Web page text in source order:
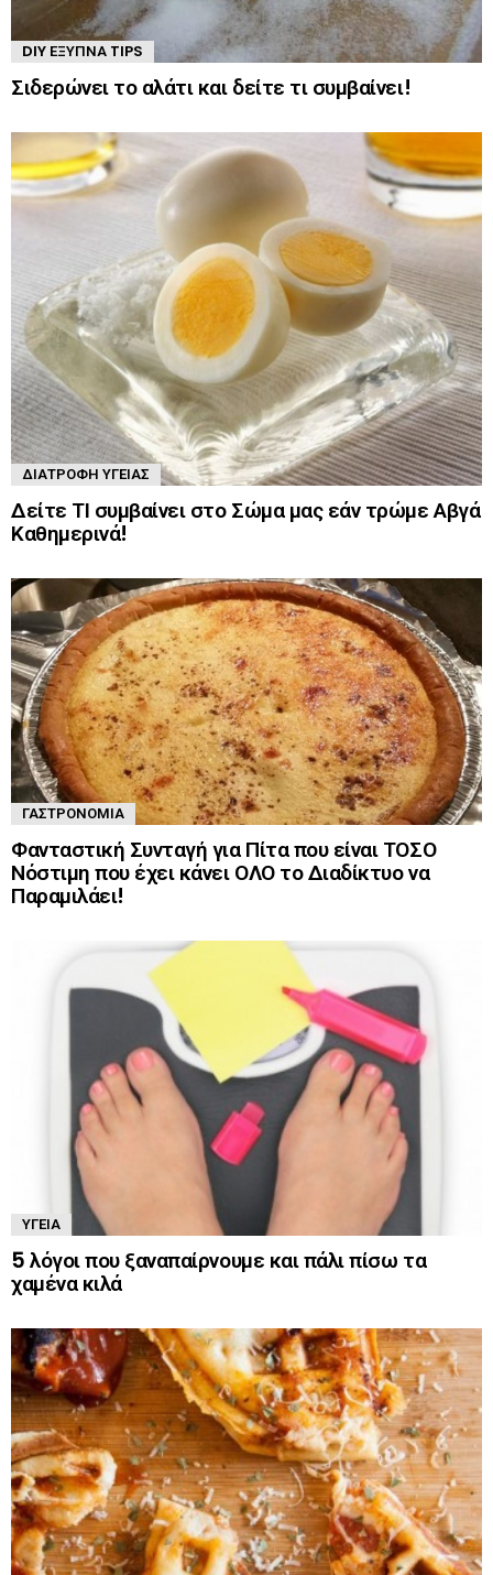
DIY ΈΞΥΠΝΑ TIPS
Σιδερώνει το αλάτι και δείτε τι συμβαίνει!
ΔΙΑΤΡΟΦΉ ΥΓΕΊΑΣ
Δείτε ΤΙ συμβαίνει στο Σώμα μας εάν τρώμε Αβγά
Καθημερινά!
ΓΑΣΤΡΟΝΟΜΊΑ
Φανταστική Συνταγή για Πίτα που είναι ΤΟΣΟ
Νόστιμη που έχει κάνει ΟΛΟ το Διαδίκτυο να
Παραμιλάει!
ΥΓΕΊΑ
5 λόγοι που ξαναπαίρνουμε και πάλι πίσω τα
χαμένα κιλά